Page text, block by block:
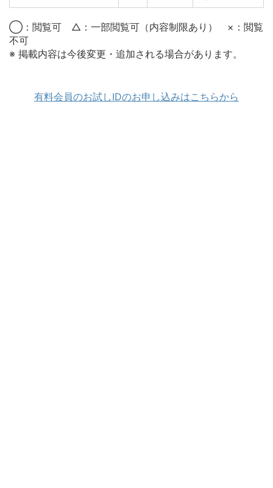
◯：閲覧可 △：一部閲覧可（内容制限あり） ×：閲覧
不可
※ 掲載内容は今後変更・追加される場合があります。
有料会員のお試しIDのお申し込みはこちらから